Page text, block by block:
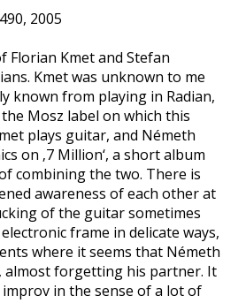
2005
Florian Kmet and Stefan
Kmet was unknown to me
known from playing in Radian,
Mosz label on which this
plays guitar, and Németh
on ‚7 Million‘, a short album
combining the two. There is
awareness of each other at
of the guitar sometimes
frame in delicate ways,
where it seems that Németh
almost forgetting his partner. It
in the sense of a lot of